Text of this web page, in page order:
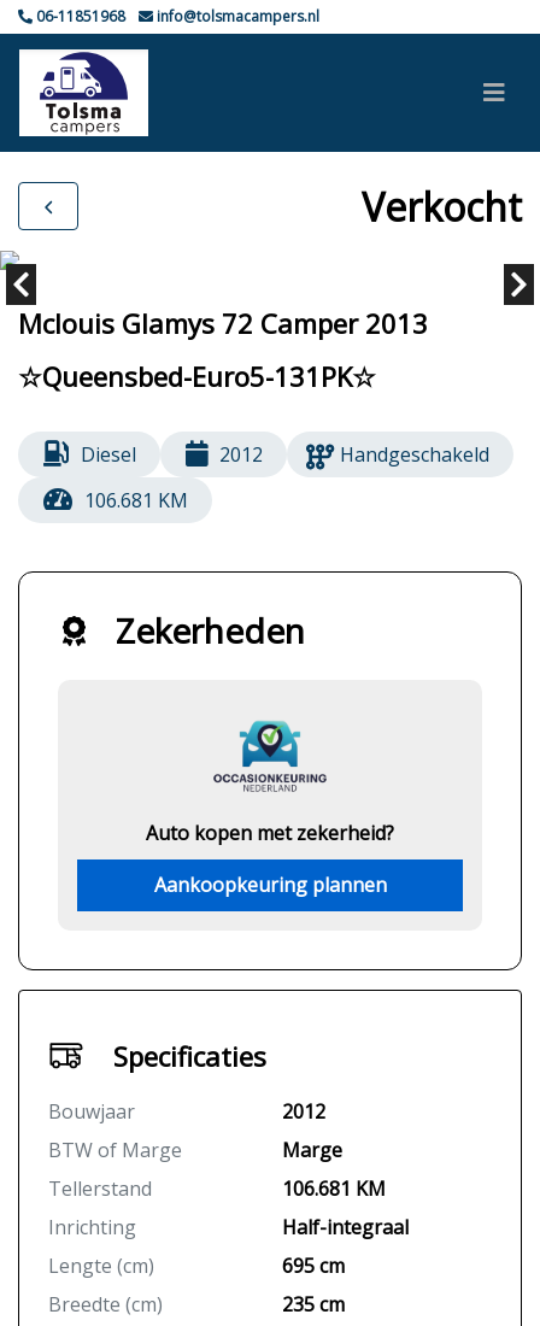
06-11851968 info@tolsmacampers.nl
Verkocht
Mclouis Glamys 72 Camper 2013
☆Queensbed-Euro5-131PK☆
Diesel 2012
Handgeschakeld
106.681 KM
Zekerheden
Auto kopen met zekerheid?
Aankoopkeuring plannen
Specificaties
Bouwjaar
2012
BTW of Marge
Marge
Tellerstand
106.681 KM
Inrichting
Half-integraal
Lengte (cm)
695 cm
Breedte (cm)
235 cm